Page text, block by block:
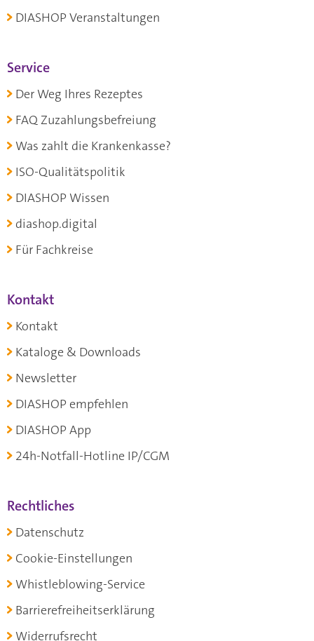
DIASHOP Veranstaltungen
Service
Der Weg Ihres Rezeptes
FAQ Zuzahlungsbefreiung
Was zahlt die Krankenkasse?
ISO-Qualitätspolitik
DIASHOP Wissen
diashop.digital
Für Fachkreise
Kontakt
Kontakt
Kataloge & Downloads
Newsletter
DIASHOP empfehlen
DIASHOP App
24h-Notfall-Hotline IP/CGM
Rechtliches
Datenschutz
Cookie-Einstellungen
Whistleblowing-Service
Barrierefreiheitserklärung
Widerrufsrecht